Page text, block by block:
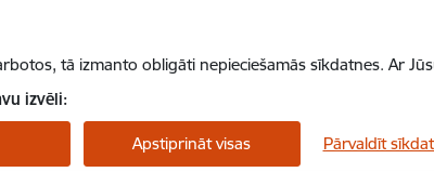
tā izmanto obligāti nepieciešamās sīkdatnes. Ar
izvēli:
Apstiprināt visas Pārvaldīt